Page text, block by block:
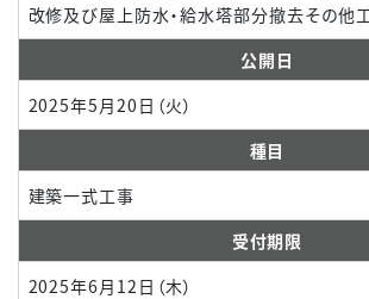
改修及び屋上防水・給水塔部分撤去その他
公開日
2025年5月20日（火）
種目
建築一式工事
受付期限
2025年6月12日（木）